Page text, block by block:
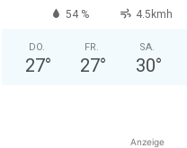
54 % 4.5kmh
DO.
27°
FR.
27°
SA.
30°
Anzeige